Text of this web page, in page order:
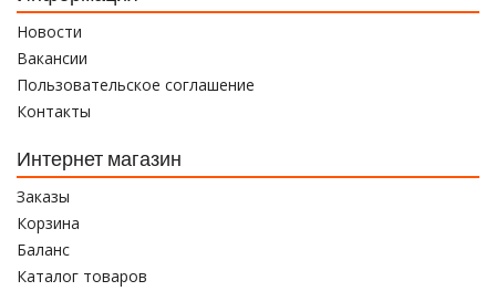
Новости
Вакансии
Пользовательское соглашение
Контакты
Интернет магазин
Заказы
Корзина
Баланс
Каталог товаров